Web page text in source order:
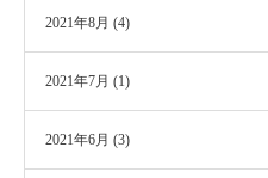
2021年8月 (4)
2021年7月 (1)
2021年6月 (3)